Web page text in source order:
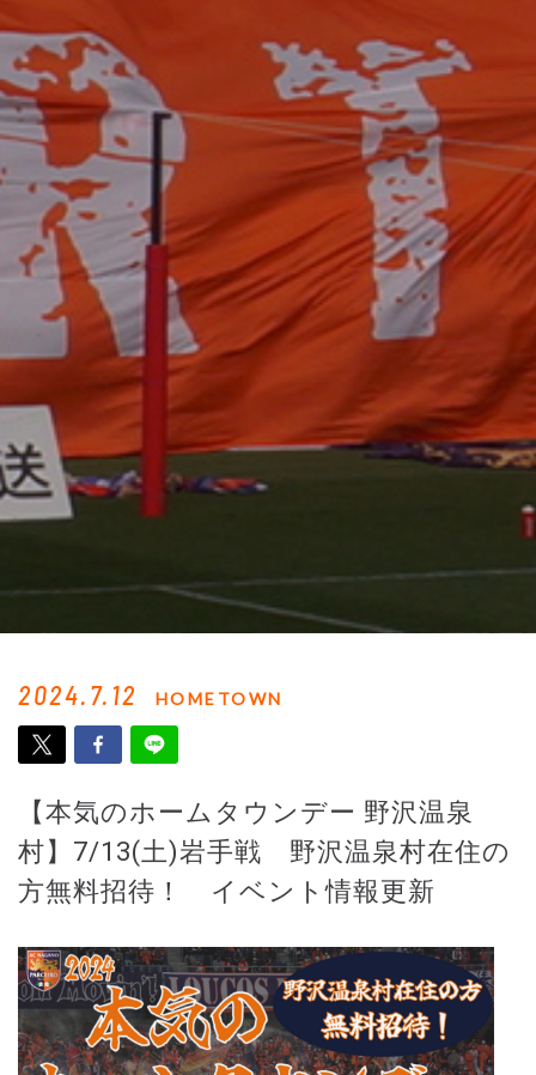
2024.7.12 HOMETOWN
【本気のホームタウンデー 野沢温泉
村】7/13(土)岩手戦 野沢温泉村在住の
方無料招待！ イベント情報更新